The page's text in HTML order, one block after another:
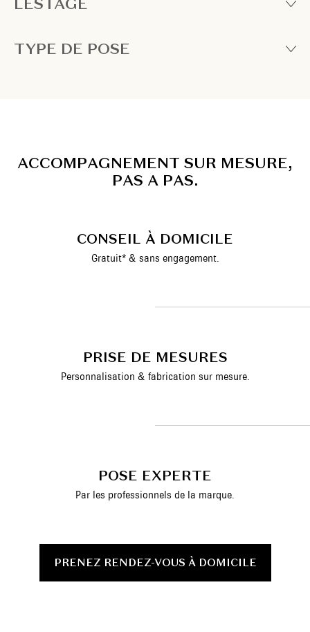
TYPE DE POSE
ACCOMPAGNEMENT SUR MESURE,
PAS A PAS.
CONSEIL À DOMICILE
Gratuit* & sans engagement.
PRISE DE MESURES
Personnalisation & fabrication sur mesure.
POSE EXPERTE
Par les professionnels de la marque.
PRENEZ RENDEZ-VOUS À DOMICILE